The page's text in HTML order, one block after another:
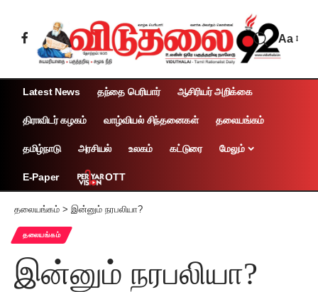
Aa
Latest News தந்தை பெரியார் ஆசிரியர் அறிக்கை
திராவிடர் கழகம் வாழ்வியல் சிந்தனைகள் தலையங்கம்
தமிழ்நாடு அரசியல் உலகம் கட்டுரை மேலும்
E-Paper OTT
தலையங்கம் > இன்னும் நரபலியா?
தலையங்கம்
இன்னும் நரபலியா?